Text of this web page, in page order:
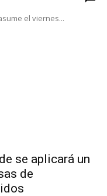
el viernes...
se aplicará un
de